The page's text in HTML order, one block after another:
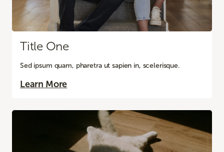
Title One
Sed ipsum quam, pharetra ut sapien in, scelerisque.
Learn More